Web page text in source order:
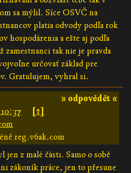
sa mýlil. Síce OSVČ na
platia odvody podľa rok
hospodárenia a ešte aj podľa
zamestnanci tak nie je pravda
určovať základ pre
Gratulujem, vyhral si.
» odpovědět «
[↑]
reg.v6ak.com
jen z malé části. Samo o sobě
zákoník práce, jen to přesune